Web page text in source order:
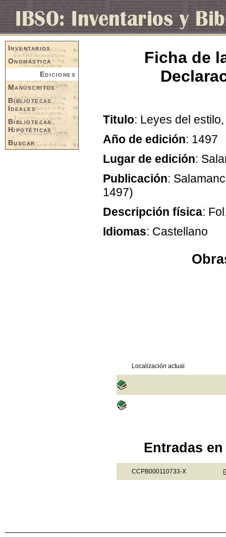
Inventarios
Onomástica
Ediciones
Manuscritos
Bibliotecas
Ideales
Bibliotecas
Hipotéticas
Buscar
Ficha de
Titulo: Leyes del
Año de edición: 1497
Lugar de edición:
Publicación:
1497)
Descripción física:
Idiomas: Castellano
Localización actual
Entradas
CCPB000110733-X